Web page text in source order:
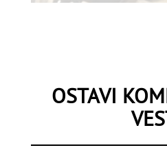
OSTAVI